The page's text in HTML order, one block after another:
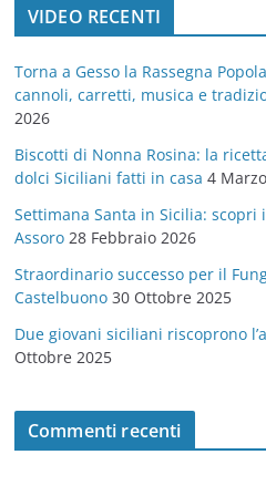
o
r
e
VIDEO RECENTI
Torna a Gesso la Rassegna
cannoli, carretti, musica e
2026
Biscotti di Nonna Rosina: la
dolci Siciliani fatti in casa 4
Settimana Santa in Sicilia:
Assoro 28 Febbraio 2026
Straordinario successo per il
Castelbuono 30 Ottobre 2025
Due giovani siciliani riscoprono
Ottobre 2025
Commenti recenti